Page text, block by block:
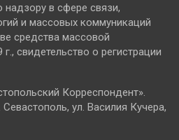
в сфере связи,
и массовых коммуникаций
средства массовой
свидетельство о регистрации
Корреспондент».
Севастополь, ул. Василия Кучера,